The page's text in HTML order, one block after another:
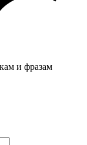
и фразам